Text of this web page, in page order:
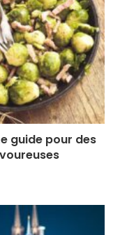
guide pour des